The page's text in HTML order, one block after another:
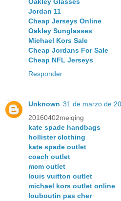
Jordan 11
Cheap Jerseys Online
Oakley Sunglasses
Michael Kors Sale
Cheap Jordans For Sale
Cheap NFL Jerseys
Responder
Unknown 31 de marzo de
20160402meiqing
kate spade handbags
hollister clothing
kate spade outlet
coach outlet
mcm outlet
louis vuitton outlet
michael kors outlet online
louboutin pas cher